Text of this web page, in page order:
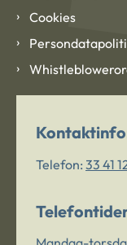
Cookies
Telefon: 33 41